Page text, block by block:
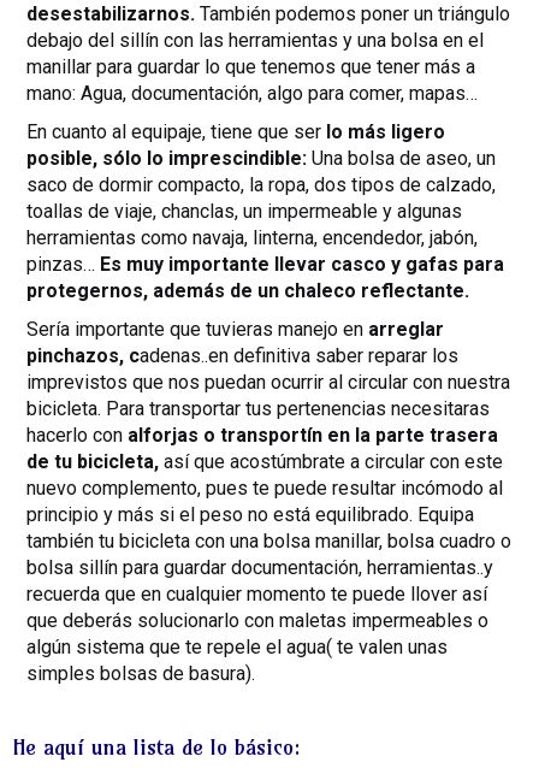
desestabilizarnos. También podemos poner un triángulo
debajo del sillín con las herramientas y una bolsa en el
manillar para guardar lo que tenemos que tener más a
mano: Agua, documentación, algo para comer, mapas…
En cuanto al equipaje, tiene que ser lo más ligero
posible, sólo lo imprescindible: Una bolsa de aseo, un
saco de dormir compacto, la ropa, dos tipos de calzado,
toallas de viaje, chanclas, un impermeable y algunas
herramientas como navaja, linterna, encendedor, jabón,
pinzas… Es muy importante llevar casco y gafas para
protegernos, además de un chaleco reflectante.
Sería importante que tuvieras manejo en arreglar
pinchazos, cadenas..en definitiva saber reparar los
imprevistos que nos puedan ocurrir al circular con nuestra
bicicleta. Para transportar tus pertenencias necesitaras
hacerlo con alforjas o transportín en la parte trasera
de tu bicicleta, así que acostúmbrate a circular con este
nuevo complemento, pues te puede resultar incómodo al
principio y más si el peso no está equilibrado. Equipa
también tu bicicleta con una bolsa manillar, bolsa cuadro o
bolsa sillín para guardar documentación, herramientas..y
recuerda que en cualquier momento te puede llover así
que deberás solucionarlo con maletas impermeables o
algún sistema que te repele el agua( te valen unas
simples bolsas de basura).
He aquí una lista de lo básico: